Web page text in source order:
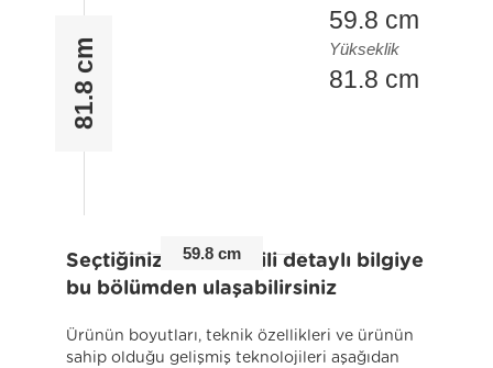
81.8 cm
59.8 cm
59.8 cm
Yükseklik
81.8 cm
Seçtiğiniz ürünle ilgili detaylı bilgiye
bu bölümden ulaşabilirsiniz
Ürünün boyutları, teknik özellikleri ve ürünün
sahip olduğu gelişmiş teknolojileri aşağıdan